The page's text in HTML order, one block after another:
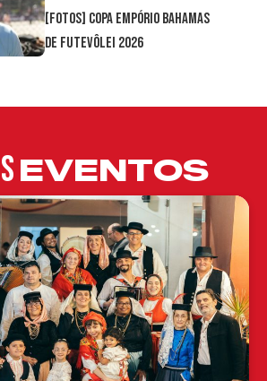
[FOTOS] Copa Empório Bahamas
de Futevôlei 2026
EVENTOS